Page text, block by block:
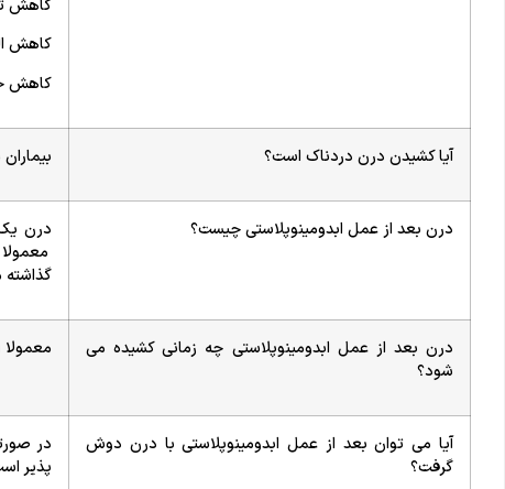
کاهش
کاهش
کاهش
آیا کشیدن درن دردناک است؟
درن بعد از عمل ابدومینوپلاستی چیست؟
درن
درن بعد از عمل ابدومینوپلاستی چه زمانی کشیده می
شود؟
معمولا 1 هفته بعد از عمل ابدومینوپلاستی
آیا می توان بعد از عمل ابدومینوپلاستی با درن دوش
گرفت؟
در
پذیر